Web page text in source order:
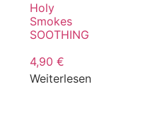
Holy
Smokes
SOOTHING
4,90 €
Weiterlesen